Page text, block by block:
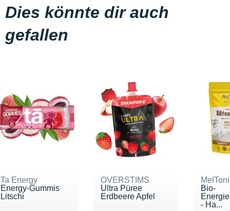
Dies könnte dir auch
gefallen
Ta Energy
Energy-Gummis
Litschi
OVERSTIMS
Ultra Püree
Erdbeere Apfel
Bio-
- Ha...